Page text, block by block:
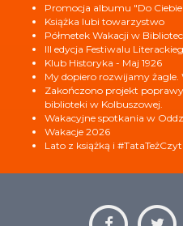
Promocja albumu "Do
Książka lubi towarzystwo
Półmetek Wakacji w
III edycja Festiwalu
Klub Historyka - Maj 1926
My dopiero rozwijamy żagle.
Zakończono projekt
biblioteki w Kolbuszowej.
Wakacyjne spotkania w
Wakacje 2026
Lato z książką i